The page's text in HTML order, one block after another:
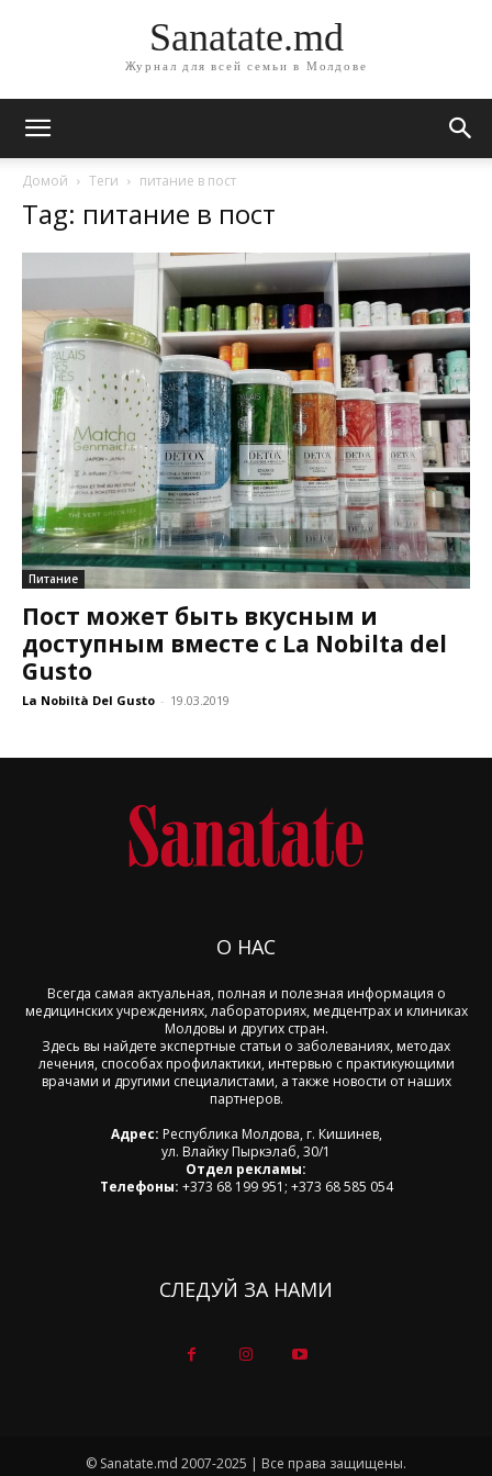
Sanatate.md
Журнал для всей семьи в Молдове
Домой Теги питание в пост
Tag: питание в пост
Питание
Пост может быть вкусным и
доступным вместе с La Nobilta del
Gusto
La Nobiltà Del Gusto - 19.03.2019
О НАС
Всегда самая актуальная, полная и полезная информация о
медицинских учреждениях, лабораториях, медцентрах и клиниках
Молдовы и других стран.
Здесь вы найдете экспертные статьи о заболеваниях, методах
лечения, способах профилактики, интервью с практикующими
врачами и другими специалистами, а также новости от наших
партнеров.
Адрес: Республика Молдова, г. Кишинев,
ул. Влайку Пыркэлаб, 30/1
Отдел рекламы:
Телефоны: +373 68 199 951; +373 68 585 054
СЛЕДУЙ ЗА НАМИ
© Sanatate.md 2007-2025 | Все права защищены.